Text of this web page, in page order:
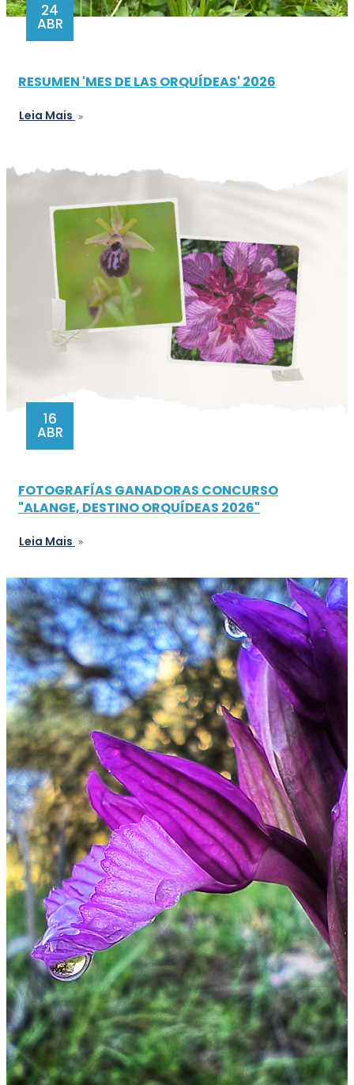
24
ABR
RESUMEN 'MES DE LAS ORQUÍDEAS' 2026
Leia Mais
16
ABR
FOTOGRAFÍAS GANADORAS CONCURSO
"ALANGE, DESTINO ORQUÍDEAS 2026"
Leia Mais